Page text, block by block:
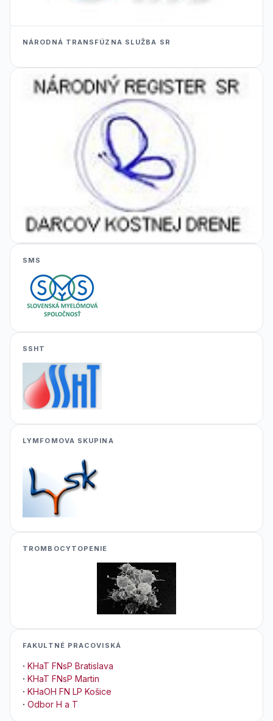
NÁRODNÁ TRANSFÚZNA SLUŽBA SR
SMS
SSHT
LYMFOMOVA SKUPINA
TROMBOCYTOPENIE
FAKULTNÉ PRACOVISKÁ
· KHaT FNsP Bratislava
· KHaT FNsP Martin
· KHaOH FN LP Košice
· Odbor H a T